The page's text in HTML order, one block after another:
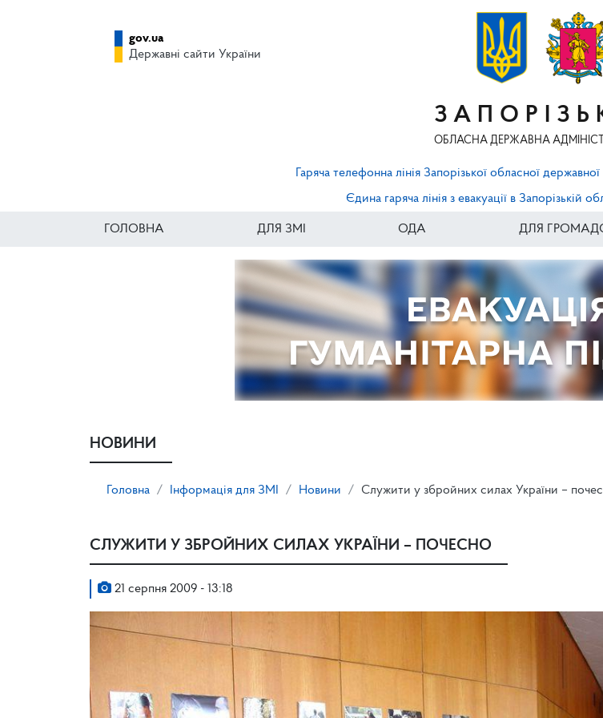
ОБЛАСНА ДЕРЖАВНА
gov.ua
Державні сайти України
Гаряча телефонна лінія Запорізької обласної державної
Єдина гаряча лінія з евакуації в Запорізькій
ГОЛОВНА ДЛЯ ЗМІ ОДА ДЛЯ
НОВИНИ
Головна Інформація для ЗМІ Новини Служити у збройних силах України –
СЛУЖИТИ У ЗБРОЙНИХ СИЛАХ УКРАЇНИ – ПОЧЕСНО
21 серпня 2009 - 13:18